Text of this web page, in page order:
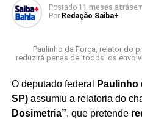
Postado 11 meses atrás
Por Redação Saiba+
Paulinho da Força, relator do
reduzirá penas de 'todos' os
O deputado federal
Paulinho
SP)assumiu a relatoria do
Dosimetria”, que pretende